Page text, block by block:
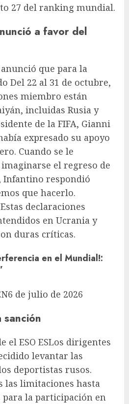
27 del ranking mundial.
a favor del
que para la
Del 22 al 31 de octubre,
miembro están
incluidas Rusia y
de la FIFA, Gianni
expresado su apoyo
Cuando se le
el regreso de
Infantino respondió
que hacerlo.
declaraciones
en Ucrania y
duras críticas.
en el Mundial!:
6 de julio de 2026
sanción
el ESO ESLos dirigentes
levantar las
deportistas rusos.
las limitaciones hasta
para la participación en